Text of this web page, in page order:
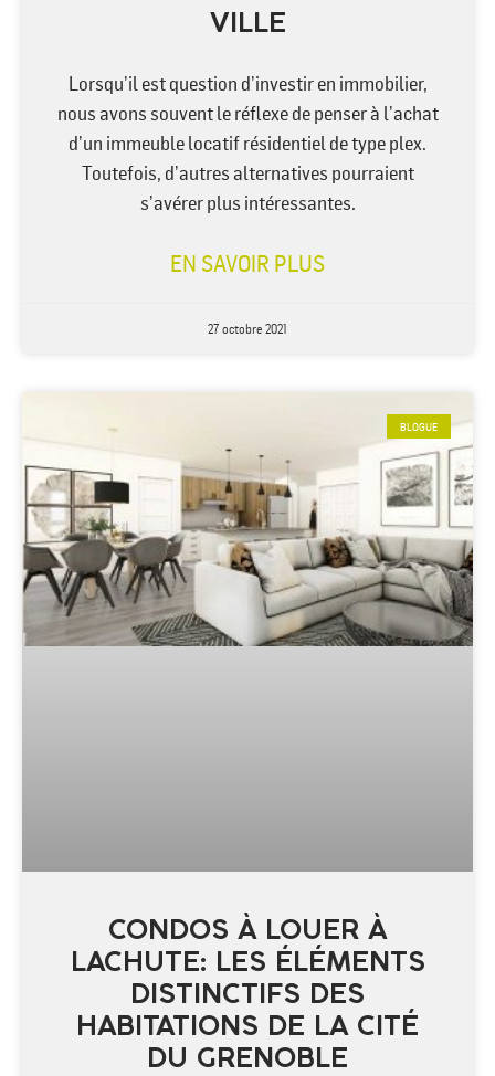
VILLE
Lorsqu’il est question d’investir en immobilier,
nous avons souvent le réflexe de penser à l’achat
d’un immeuble locatif résidentiel de type plex.
Toutefois, d’autres alternatives pourraient
s’avérer plus intéressantes.
EN SAVOIR PLUS
27 octobre 2021
BLOGUE
CONDOS À LOUER À
LACHUTE: LES ÉLÉMENTS
DISTINCTIFS DES
HABITATIONS DE LA CITÉ
DU GRENOBLE